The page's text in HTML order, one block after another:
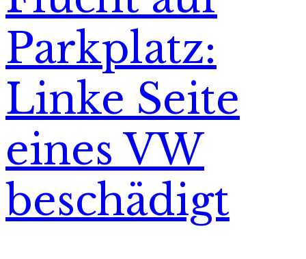
Parkplatz:
Linke Seite
eines VW
beschädigt